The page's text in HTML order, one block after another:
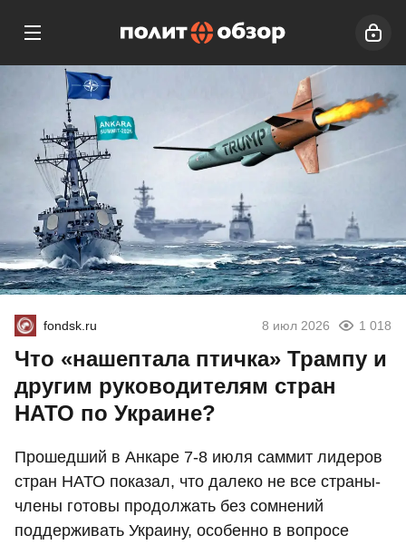
fondsk.ru 8 июл 2026 1 018
Что «нашептала птичка» Трампу и
другим руководителям стран
НАТО по Украине?
Прошедший в Анкаре 7-8 июля саммит лидеров
стран НАТО показал, что далеко не все страны-
члены готовы продолжать без сомнений
поддерживать Украину, особенно в вопросе